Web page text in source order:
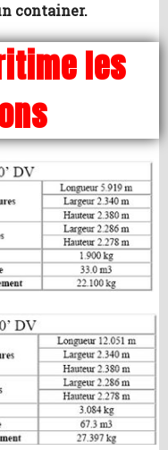
container.
les